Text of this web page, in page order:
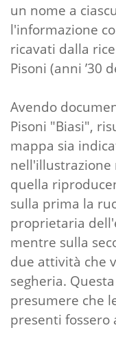
un nome a
l'informazione
ricavati dalla
Pisoni (anni ’30
Avendo
Pisoni "Biasi",
mappa sia
nell'illustrazione
quella
sulla prima la
proprietaria
mentre sulla
due attività che
segheria.
presumere che
presenti